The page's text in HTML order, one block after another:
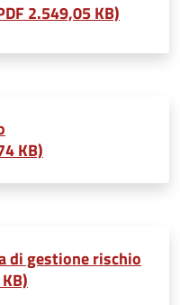
2.549,05 KB)
KB)
di gestione rischio